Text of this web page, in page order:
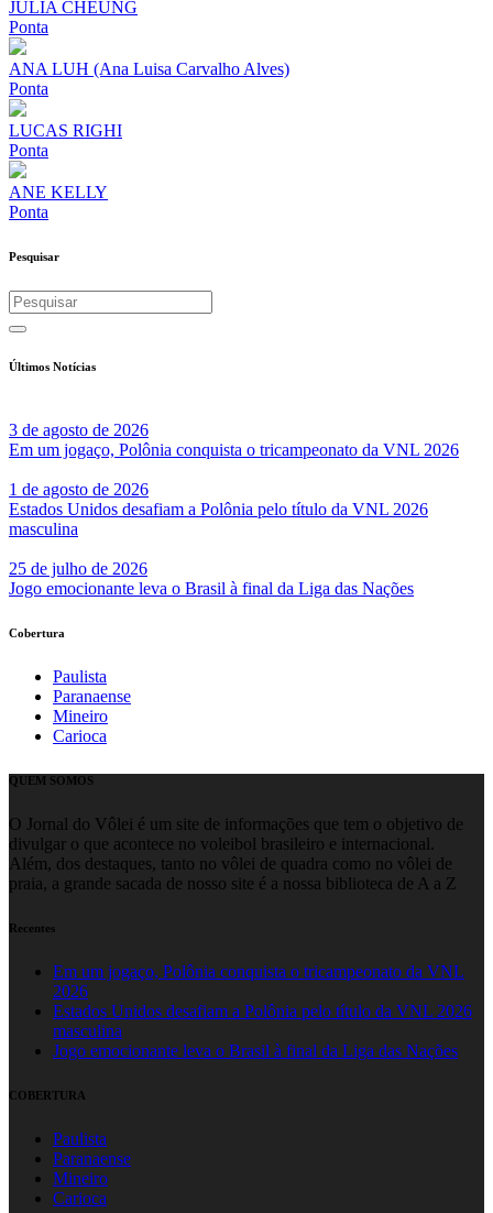
JULIA CHEUNG
Ponta
ANA LUH (Ana Luisa Carvalho Alves)
Ponta
LUCAS RIGHI
Ponta
ANE KELLY
Ponta
Pesquisar
Últimos Notícias
3 de agosto de 2026
Em um jogaço, Polônia conquista o tricampeonato da VNL 2026
1 de agosto de 2026
Estados Unidos desafiam a Polônia pelo título da VNL 2026
masculina
25 de julho de 2026
Jogo emocionante leva o Brasil à final da Liga das Nações
Cobertura
Paulista
Paranaense
Mineiro
Carioca
QUEM SOMOS
O Jornal do Vôlei é um site de informações que tem o objetivo de
divulgar o que acontece no voleibol brasileiro e internacional.
Além, dos destaques, tanto no vôlei de quadra como no vôlei de
praia, a grande sacada de nosso site é a nossa biblioteca de A a Z
Recentes
Em um jogaço, Polônia conquista o tricampeonato da VNL
2026
Estados Unidos desafiam a Polônia pelo título da VNL 2026
masculina
Jogo emocionante leva o Brasil à final da Liga das Nações
COBERTURA
Paulista
Paranaense
Mineiro
Carioca